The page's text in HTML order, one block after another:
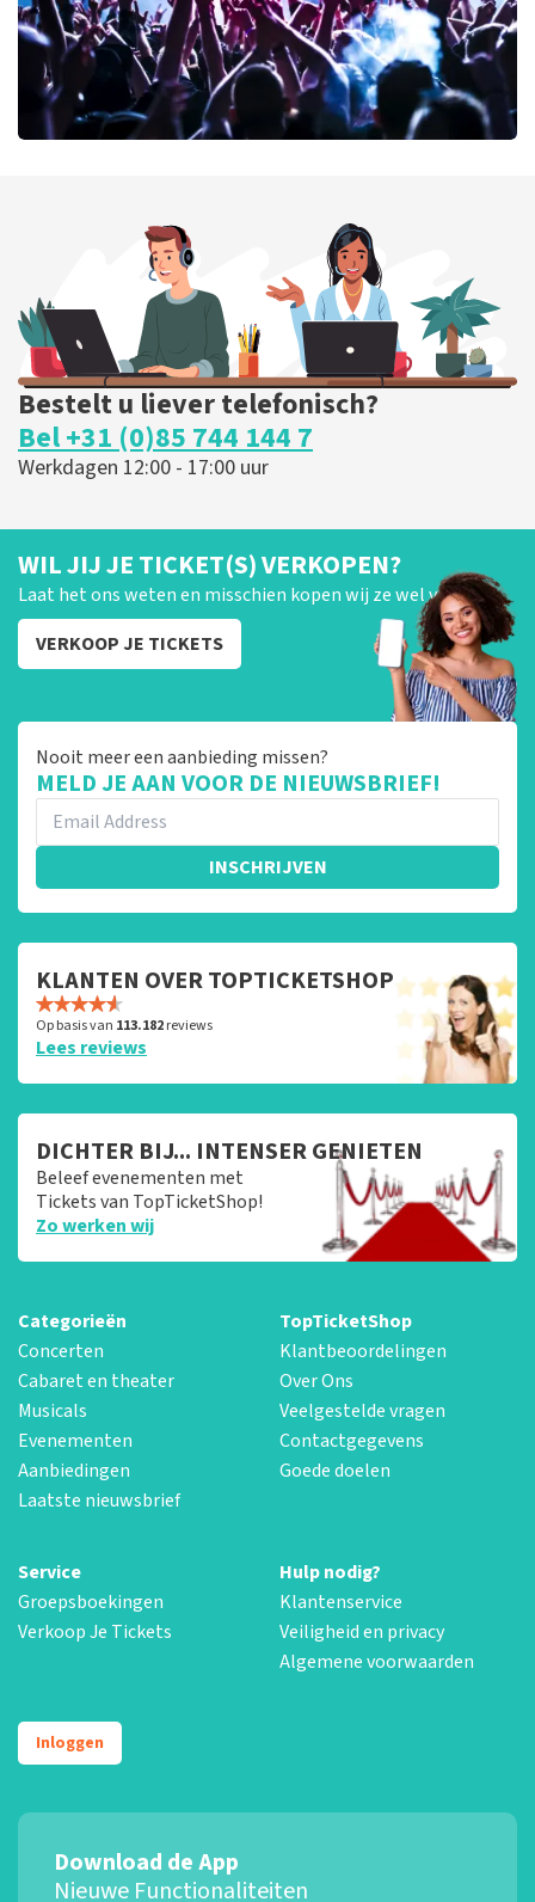
BESTEL NU
Bestelt u liever telefonisch?
Bel +31 (0)85 744 144 7
Werkdagen 12:00 - 17:00 uur
WIL JIJ JE TICKET(S) VERKOPEN?
Laat het ons weten en misschien kopen wij ze wel van je!
VERKOOP JE TICKETS
Nooit meer een aanbieding missen?
MELD JE AAN VOOR DE NIEUWSBRIEF!
INSCHRIJVEN
KLANTEN OVER TOPTICKETSHOP
Op basis van 113.182reviews
Lees reviews
DICHTER BIJ... INTENSER GENIETEN
Beleef evenementen met
Tickets van TopTicketShop!
Zo werken wij
Categorieën
Concerten
Cabaret en theater
Musicals
Evenementen
Aanbiedingen
Laatste nieuwsbrief
TopTicketShop
Klantbeoordelingen
Over Ons
Veelgestelde vragen
Contactgegevens
Goede doelen
Service
Groepsboekingen
Verkoop Je Tickets
Hulp nodig?
Klantenservice
Veiligheid en privacy
Algemene voorwaarden
Inloggen
Download de App
Nieuwe Functionaliteiten